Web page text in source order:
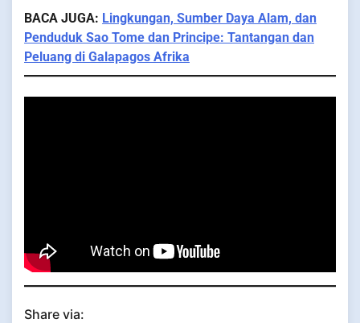
BACA JUGA: Lingkungan, Sumber Daya Alam, dan
Penduduk Sao Tome dan Principe: Tantangan dan
Peluang di Galapagos Afrika
Share via: